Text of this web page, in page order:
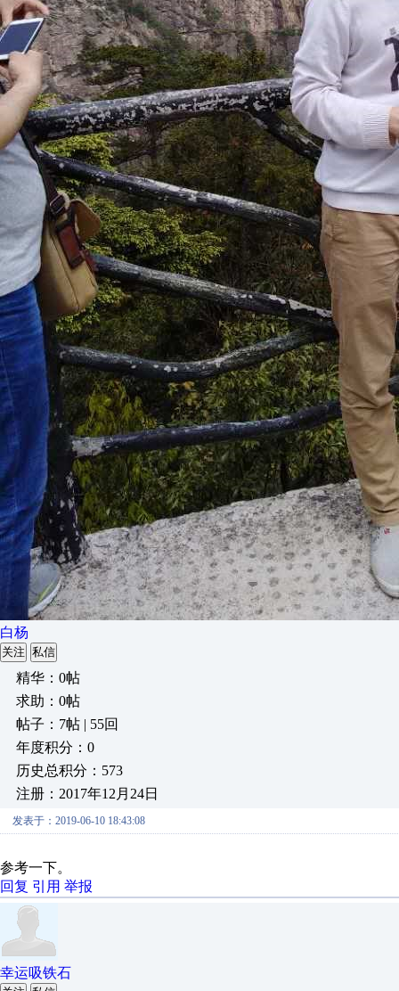
白杨
关注 私信
精华：0帖
求助：0帖
帖子：7帖 | 55回
年度积分：0
历史总积分：573
注册：2017年12月24日
发表于：2019-06-10 18:43:08
参考一下。
回复 引用 举报
幸运吸铁石